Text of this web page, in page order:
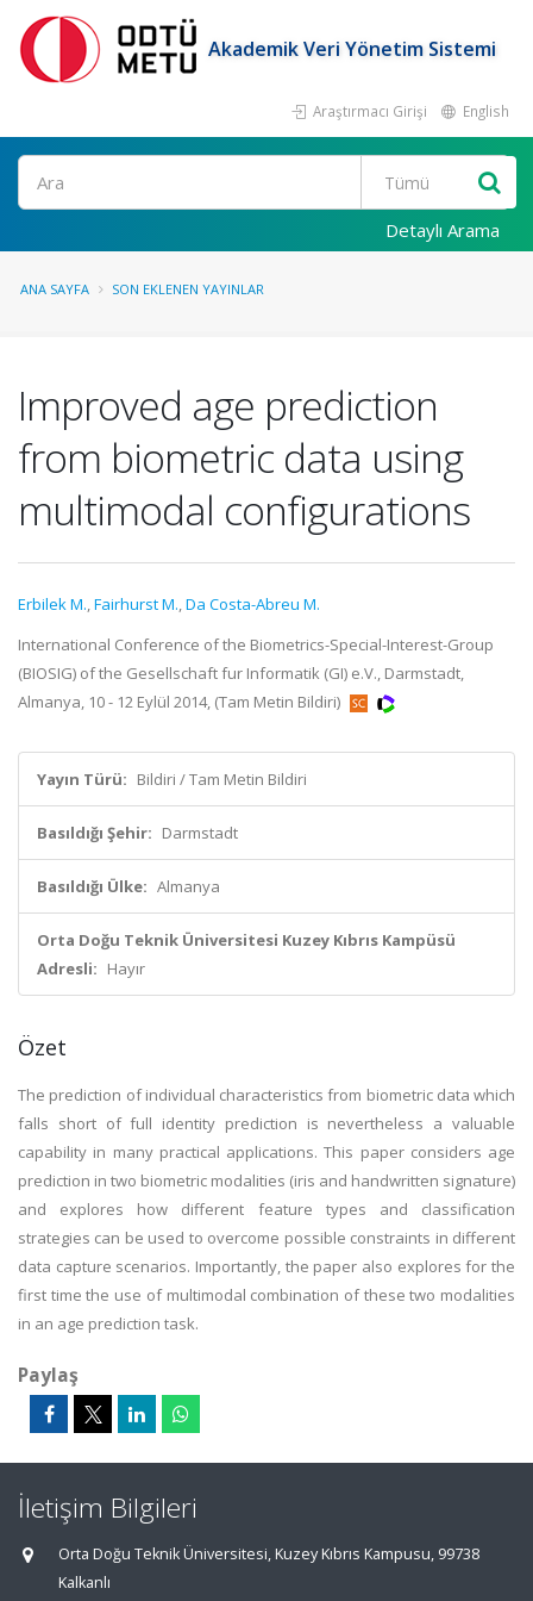
Akademik Veri Yönetim Sistemi
Araştırmacı Girişi English
Ara
Detaylı Arama
ANA SAYFA SON EKLENEN YAYINLAR
Improved age prediction
from biometric data using
multimodal configurations
Erbilek M.,Fairhurst M.,Da Costa-Abreu M.
International Conference of the Biometrics-Special-Interest-Group
(BIOSIG) of the Gesellschaft fur Informatik (GI) e.V., Darmstadt,
Almanya, 10 - 12 Eylül 2014, (Tam Metin Bildiri)
Yayın Türü: Bildiri / Tam Metin Bildiri
Basıldığı Şehir: Darmstadt
Basıldığı Ülke: Almanya
Orta Doğu Teknik Üniversitesi Kuzey Kıbrıs Kampüsü
Adresli: Hayır
Özet
The prediction of individual characteristics from biometric data which
falls short of full identity prediction is nevertheless a valuable
capability in many practical applications. This paper considers age
prediction in two biometric modalities (iris and handwritten signature)
and explores how different feature types and classification
strategies can be used to overcome possible constraints in different
data capture scenarios. Importantly, the paper also explores for the
first time the use of multimodal combination of these two modalities
in an age prediction task.
Paylaş
İletişim Bilgileri
Orta Doğu Teknik Üniversitesi, Kuzey Kıbrıs Kampusu, 99738
Kalkanlı